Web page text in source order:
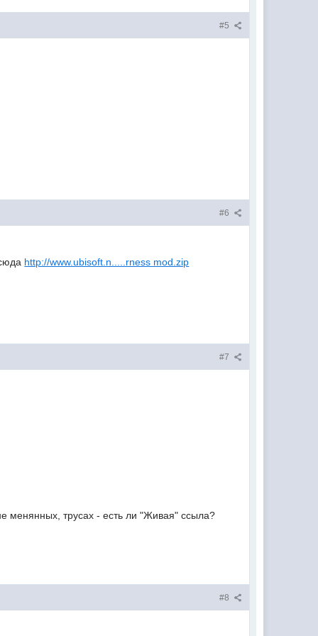
#5
#6
http://www.ubisoft.n.....rness mod.zip
#7
трусах - есть ли "Живая" ссыла?
#8